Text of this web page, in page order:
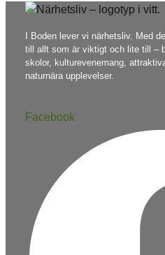
I Boden lever vi närhetsliv. Med
till allt som är viktigt och lite till –
skolor, kulturevenemang,
naturnära upplevelser.
Facebook